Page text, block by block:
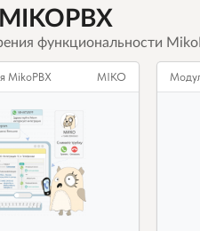
функциональности
MikoPBX MIKO